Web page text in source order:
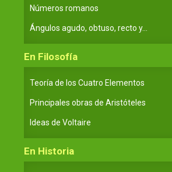
Números romanos
Ángulos agudo, obtuso, recto y...
En Filosofía
Teoría de los Cuatro Elementos
Principales obras de Aristóteles
Ideas de Voltaire
En Historia